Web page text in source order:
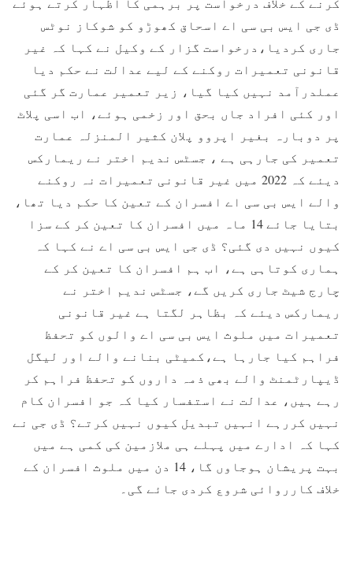
ڈی جی ایس بی سی اے اسحاق کھوڑو کو شوکاز نوٹس
جاری کردیا،درخواست گزار کے وکیل نے کہا کہ غیر
قانونی تعمیرات روکنے کے لیے عدالت نے حکم دیا
عملدرآمد نہیں کیا گیا، زیر تعمیر عمارت گر گئی
اور کئی افراد جاں بحق اور زخمی ہوئے، اب اسی پلاٹ
پر دوبارہ بغیر اپروو پلان کثیر المنزلہ عمارت
تعمیر کی جارہی ہے ، جسٹس ندیم اختر نے ریمارکس
دیئے کہ 2022 میں غیر قانونی تعمیرات نہ روکنے
والے ایس بی سی اے افسران کے تعین کا حکم دیا تھا،
بتایا جائے 14 ماہ میں افسران کا تعین کر کے سزا
کیوں نہیں دی گئی؟ ڈی جی ایس بی سی اے نے کہا کہ
ہماری کوتاہی ہے، اب ہم افسران کا تعین کر کے
چارج شیٹ جاری کریں گے، جسٹس ندیم اختر نے
ریمارکس دیئے کہ بظاہر لگتا ہے غیر قانونی
تعمیرات میں ملوث ایس بی سی اے والوں کو تحفظ
فراہم کیا جارہا ہے،کمیٹی بنانے والے اور لیگل
ڈیپارٹمنٹ والے بھی ذمہ داروں کو تحفظ فراہم کر
رہے ہیں، عدالت نے استفسار کیا کہ جو افسران کام
نہیں کررہے انہیں تبدیل کیوں نہیں کرتے؟ ڈی جی نے
کہا کہ ادارے میں پہلے ہی ملازمین کی کمی ہے میں
بہت پریشان ہوجاوں گا، 14 دن میں ملوث افسران کے
خلاف کارروائی شروع کردی جائے گی۔